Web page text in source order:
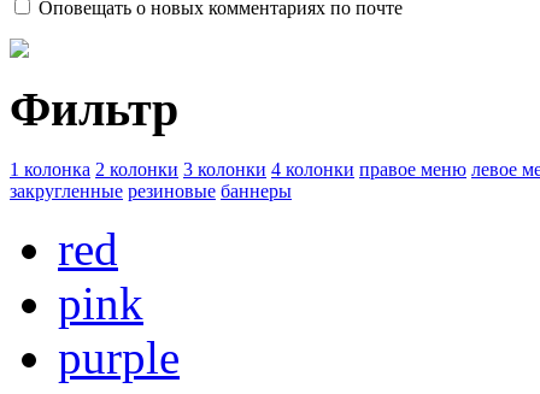
Оповещать о новых комментариях по почте
Фильтр
1 колонка 2 колонки 3 колонки 4 колонки правое меню левое
закругленные резиновые баннеры
red
pink
purple